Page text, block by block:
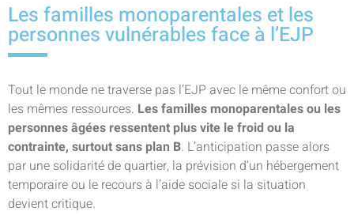
Les familles monoparentales et les
personnes vulnérables face à l’EJP
Tout le monde ne traverse pas l’EJP avec le même confort ou
les mêmes ressources. Les familles monoparentales ou les
personnes âgées ressentent plus vite le froid ou la
contrainte, surtout sans plan B. L’anticipation passe alors
par une solidarité de quartier, la prévision d’un hébergement
temporaire ou le recours à l’aide sociale si la situation
devient critique.